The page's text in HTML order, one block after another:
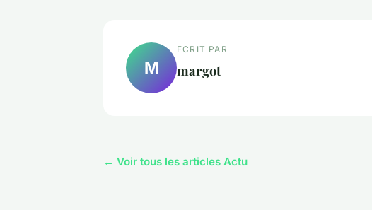
M
ECRIT PAR
margot
← Voir tous les articles Actu